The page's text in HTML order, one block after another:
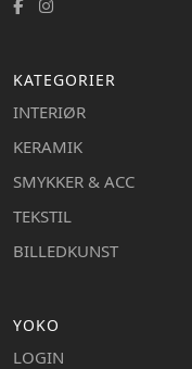
KATEGORIER
INTERIØR
KERAMIK
SMYKKER & ACC
TEKSTIL
BILLEDKUNST
YOKO
LOGIN